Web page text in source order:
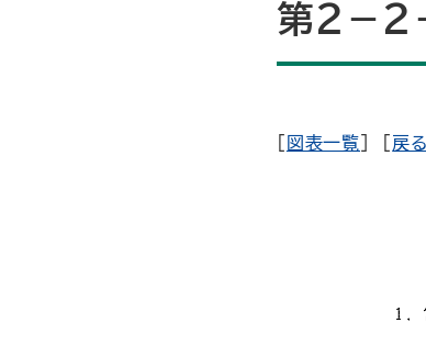
第２－
図表一覧 戻る